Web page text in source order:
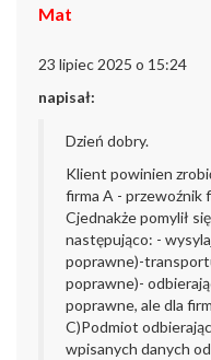
Mat
23 lipiec 2025 o 15:24
napisał:
Dzień dobry.
Klient powinien
firma A - przewoźnik
Cjednakże pomylił
następująco: -
poprawne)-
poprawne)-
poprawne, ale dla
C)Podmiot
wpisanych danych